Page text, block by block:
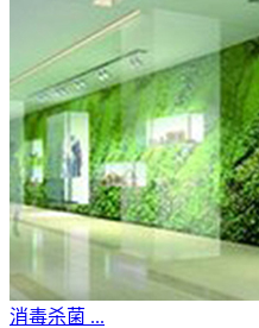
消毒杀菌 ...